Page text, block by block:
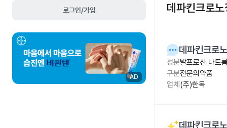
로그인/가입
AD
데파킨크로
데파킨크로
성분발프로산 나트
구분전문의약품
업체 (주)한독
데파킨크로